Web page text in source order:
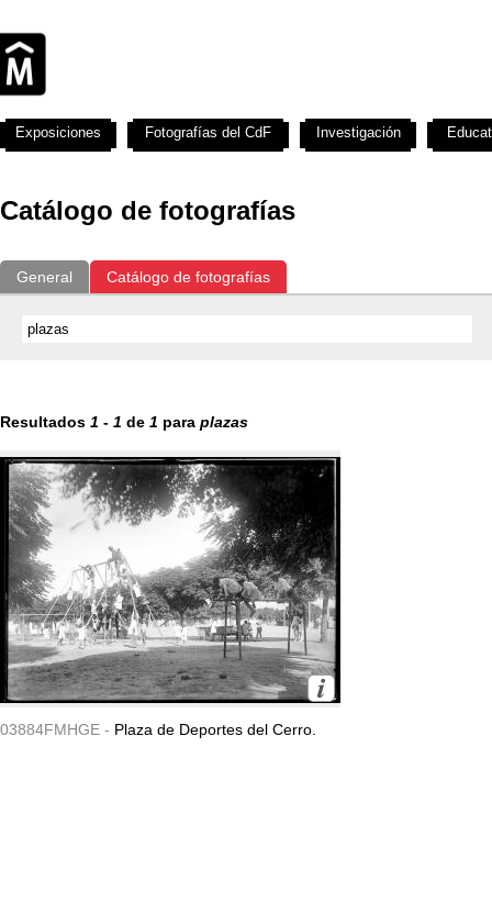
Catálogo de fotografías
General Catálogo de fotografías
Resultados 1 - 1 de 1 para plazas
03884FMHGE - Plaza de Deportes del Cerro.
Exposiciones Fotografías del CdF Investigación